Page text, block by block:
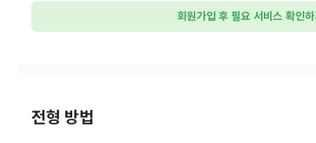
회원가입 후 필요 서비스 확인하
전형 방법